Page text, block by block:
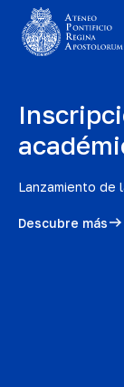
en
Seguros
En línea, en